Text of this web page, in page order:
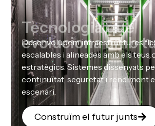
Tecnologia que
evoluciona amb tu
Desenvolupem infraestructures
escalables i alineades amb els teus
estratègics. Sistemes dissenyats
continuïtat, seguretat i rendiment
escenari.
Construïm el futur junts